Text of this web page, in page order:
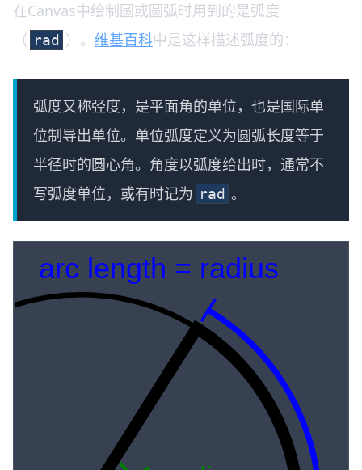
在Canvas中绘制圆或圆弧时用到的是弧度
（ rad ）。 维基百科中是这样描述弧度的：
弧度又称弪度，是平面角的单位，也是国际单
位制导出单位。单位弧度定义为圆弧长度等于
半径时的圆心角。角度以弧度给出时，通常不
写弧度单位，或有时记为 rad 。